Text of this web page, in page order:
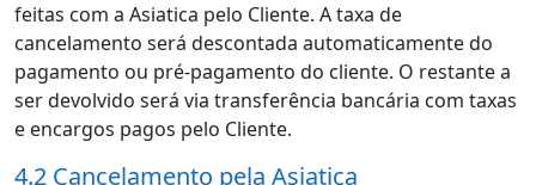
feitas com a Asiatica pelo Cliente. A taxa de
cancelamento será descontada automaticamente do
pagamento ou pré-pagamento do cliente. O restante a
ser devolvido será via transferência bancária com taxas
e encargos pagos pelo Cliente.
4.2 Cancelamento pela Asiatica